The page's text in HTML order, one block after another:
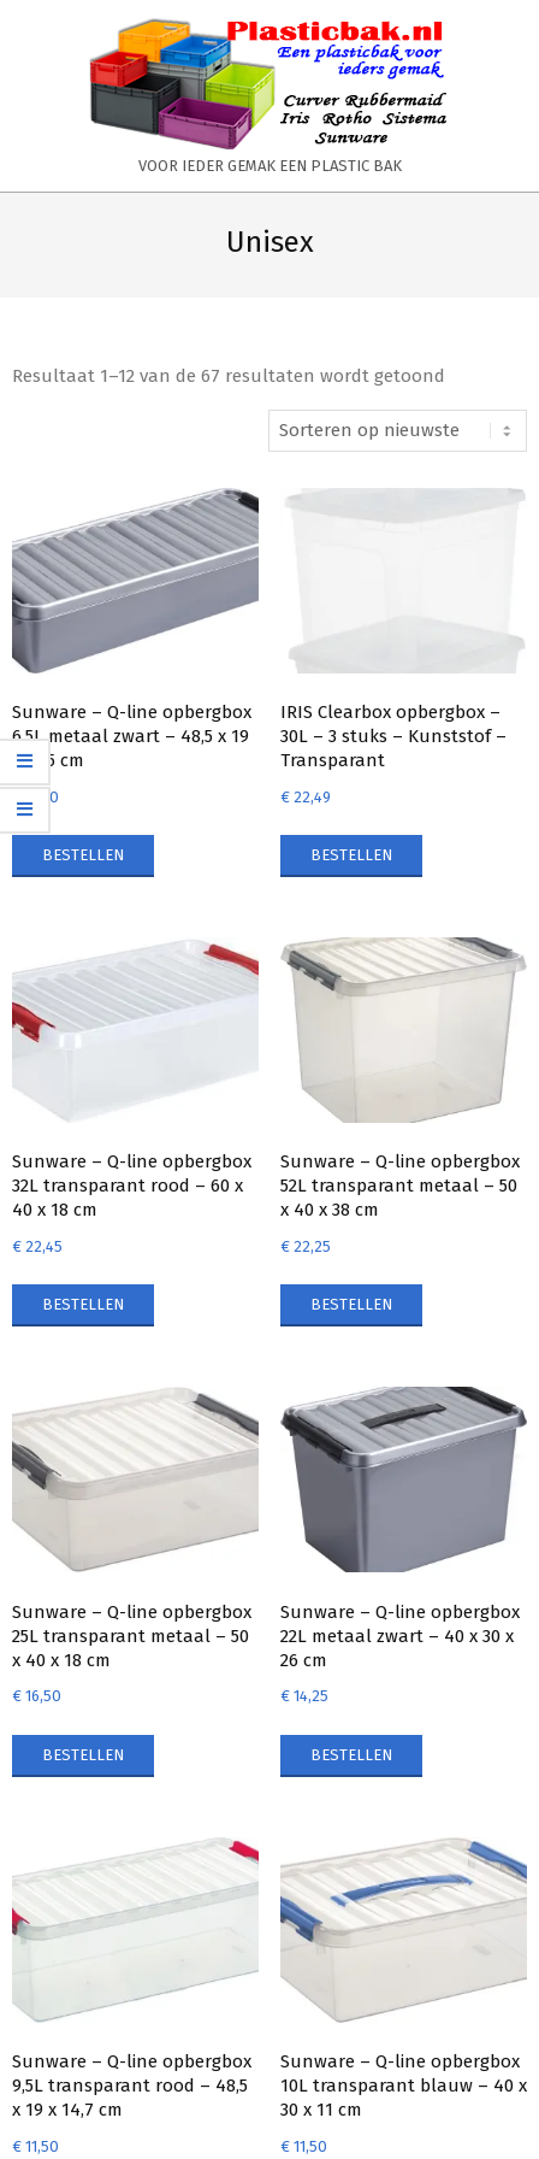
PLASTICBAK.NL
VOOR IEDER GEMAK EEN PLASTIC BAK
Unisex
Resultaat 1–12 van de 67 resultaten wordt getoond
Sunware – Q-line opbergbox
6,5L metaal zwart – 48,5 x 19
x 10,5 cm
10,10
BESTELLEN
IRIS Clearbox opbergbox –
30L – 3 stuks – Kunststof –
Transparant
€22,49
BESTELLEN
Sunware – Q-line opbergbox
32L transparant rood – 60 x
40 x 18 cm
€ 22,45
BESTELLEN
Sunware – Q-line opbergbox
52L transparant metaal – 50
x 40 x 38 cm
€22,25
BESTELLEN
Sunware – Q-line opbergbox
25L transparant metaal – 50
x 40 x 18 cm
€ 16,50
BESTELLEN
Sunware – Q-line opbergbox
22L metaal zwart – 40 x 30 x
26 cm
€14,25
BESTELLEN
Sunware – Q-line opbergbox
9,5L transparant rood – 48,5
x 19 x 14,7 cm
€ 11,50
Sunware – Q-line opbergbox
10L transparant blauw – 40 x
30 x 11 cm
€11,50